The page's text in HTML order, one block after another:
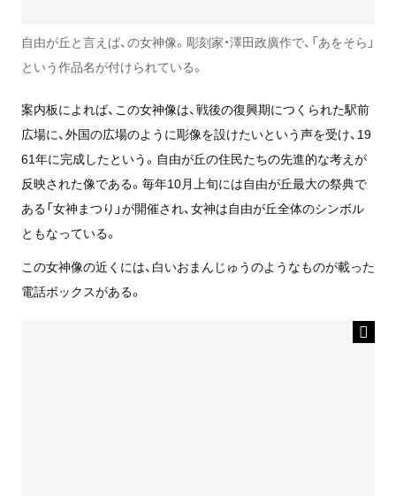
自由が丘と言えば、の女神像。彫刻家・澤田政廣作で、「あをそら」
という作品名が付けられている。
案内板によれば、この女神像は、戦後の復興期につくられた駅前
広場に、外国の広場のように彫像を設けたいという声を受け、19
61年に完成したという。自由が丘の住民たちの先進的な考えが
反映された像である。毎年10月上旬には自由が丘最大の祭典で
ある「女神まつり」が開催され、女神は自由が丘全体のシンボル
ともなっている。
この女神像の近くには、白いおまんじゅうのようなものが載った
電話ボックスがある。